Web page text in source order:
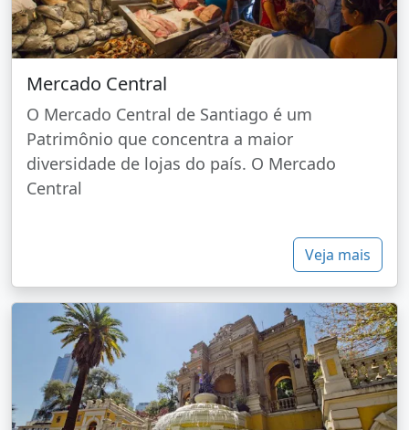
Mercado Central
O Mercado Central de Santiago é um
Patrimônio que concentra a maior
diversidade de lojas do país. O Mercado
Central
Veja mais